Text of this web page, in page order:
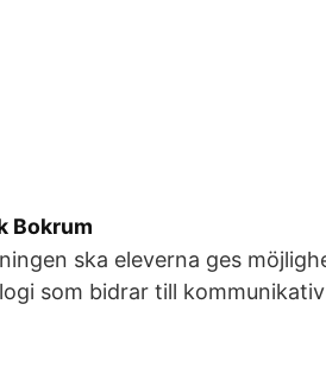
Bokrum
ska eleverna ges
som bidrar till